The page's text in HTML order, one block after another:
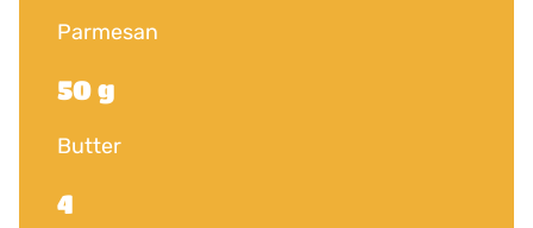
Parmesan
50 g
Butter
4